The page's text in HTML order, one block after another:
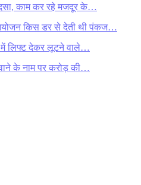
काम कर रहे मजदूर के…
किस डर से देती थी पंकज…
में लिफ्ट देकर लूटने वाले…
के नाम पर करोड़ की…